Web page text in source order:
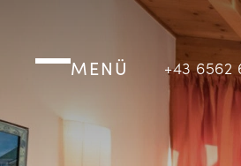
MENÜ +43 6562